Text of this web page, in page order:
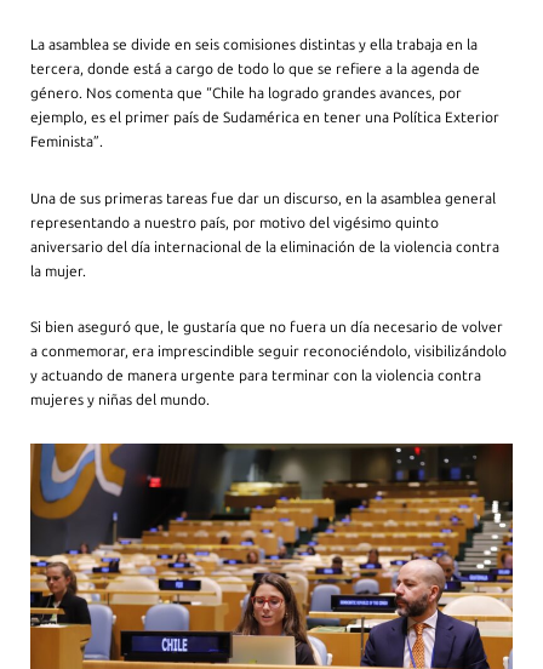
La asamblea se divide en seis comisiones distintas y ella trabaja en la
tercera, donde está a cargo de todo lo que se refiere a la agenda de
género. Nos comenta que “Chile ha logrado grandes avances, por
ejemplo, es el primer país de Sudamérica en tener una Política Exterior
Feminista”.
Una de sus primeras tareas fue dar un discurso, en la asamblea general
representando a nuestro país, por motivo del vigésimo quinto
aniversario del día internacional de la eliminación de la violencia contra
la mujer.
Si bien aseguró que, le gustaría que no fuera un día necesario de volver
a conmemorar, era imprescindible seguir reconociéndolo, visibilizándolo
y actuando de manera urgente para terminar con la violencia contra
mujeres y niñas del mundo.